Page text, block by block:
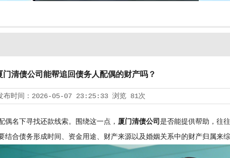
门清债公司能帮追回债务人配偶的财产吗？
布时间： 2026-05-07 23:25:33 浏览 81次
名下寻找还款线索。围绕这一点， 厦门清债公司 是否能提供帮助，往
合债务形成时间、资金用途、财产来源以及婚姻关系中的财产归属来综